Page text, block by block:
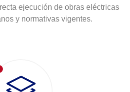
ejecución de obras eléctricas
y normativas vigentes.